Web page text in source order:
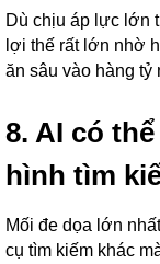
Dù chịu áp lực lớn
lợi thế rất lớn nhờ
ăn sâu vào hàng tỷ
8. AI có
hình tìm
Mối đe dọa lớn
cụ tìm kiếm khác